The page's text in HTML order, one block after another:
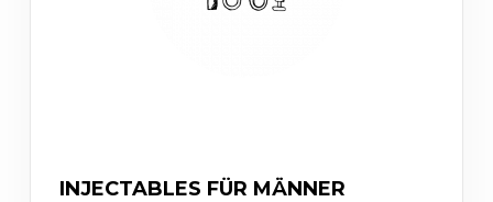
INJECTABLES FÜR MÄNNER